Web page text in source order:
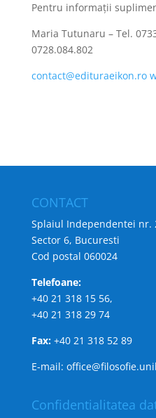
Pentru informații
Maria Tutunaru – Tel.
0728.084.802
contact@edituraeikon.ro
CONTACT
Splaiul Independentei nr.
Sector 6, Bucuresti
Cod postal 060024
Telefoane:
+40 21 318 15 56,
+40 21 318 29 74
Fax: +40 21 318 52 89
E-mail:
Confidentialitatea